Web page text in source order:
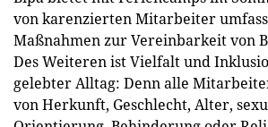
von karenzierten Mitarbeiter
Maßnahmen zur Vereinbarkeit von
Des Weiteren ist Vielfalt und
gelebter Alltag: Denn alle
von Herkunft, Geschlecht, Alter,